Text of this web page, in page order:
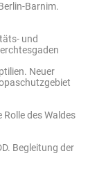
Barnim.
und
Neuer
des Waldes
Begleitung der